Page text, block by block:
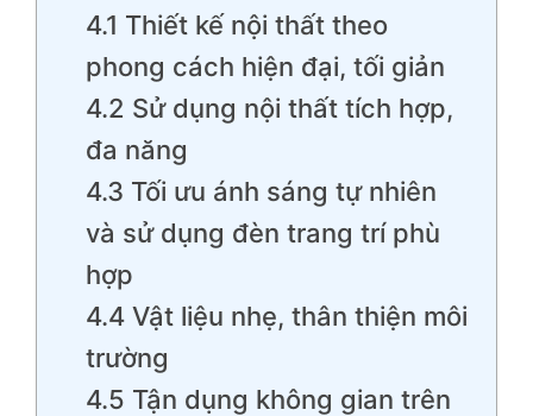
4.1 Thiết kế nội thất theo
phong cách hiện đại, tối giản
4.2 Sử dụng nội thất tích hợp,
đa năng
4.3 Tối ưu ánh sáng tự nhiên
và sử dụng đèn trang trí phù
hợp
4.4 Vật liệu nhẹ, thân thiện môi
trường
4.5 Tận dụng không gian trên